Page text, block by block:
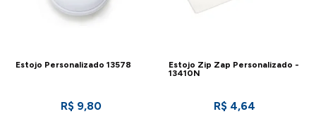
Estojo Personalizado 13578
R$ 9,80
Estojo Zip Zap Personalizado -
13410N
R$ 4,64